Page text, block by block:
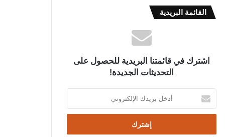
القائمة البريدية
اشترك في قائمتنا البريدية للحصول على
التحديثات الجديدة!
بريدك
الإلكتروني